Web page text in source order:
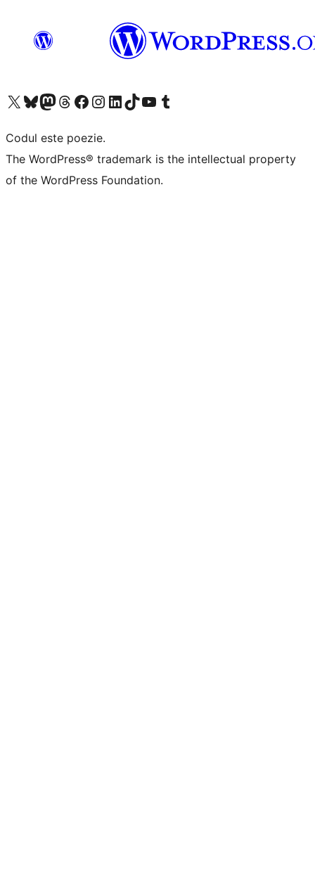
Mergi la contul nostru X (fost Twitter)
Vizitează contul nostru Bluesky
Vizitează contul nostru Mastodon
Vizitează contul nostru Threads
Vizitează pagina noastră Facebook
Vizitează-ne pe Instagram
Vizitează-ne pe LinkedIn
Vizitează contul nostru TikTok
Vizitează canalul nostru YouTube
Vizitează contul nostru Tumblr
Codul este poezie.
The WordPress® trademark is the intellectual property
of the WordPress Foundation.